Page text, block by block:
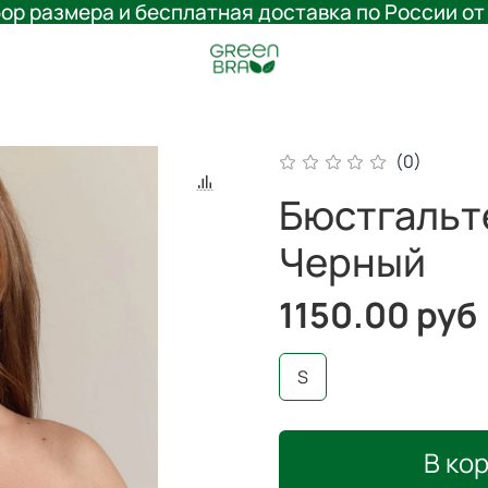
размера и бесплатная доставка по России
(0)
Черный
1150.00 руб
В
S